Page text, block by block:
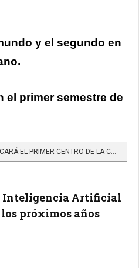
y el segundo en
el primer semestre de
LEER MÁS…EN MEDELLÍN SE UBICARÁ EL PRIMER CENTRO DE LA CUARTA REVOLUCIÓN INDUSTRIAL Y ESTO ES LO QUE ALLÍ...
Inteligencia Artificial
próximos años